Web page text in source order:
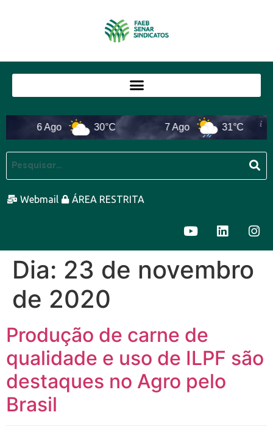
6 Ago 30°C 7 Ago 31°C
Webmail ÁREA RESTRITA
Dia: 23 de novembro
de 2020
Produção de carne de
qualidade e uso de ILPF são
destaques no Agro pelo
Brasil